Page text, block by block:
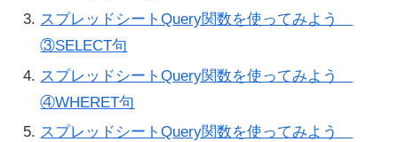
スプレッドシートQuery関数を使ってみよう
③SELECT句
スプレッドシートQuery関数を使ってみよう
④WHERET句
スプレッドシートQuery関数を使ってみよう